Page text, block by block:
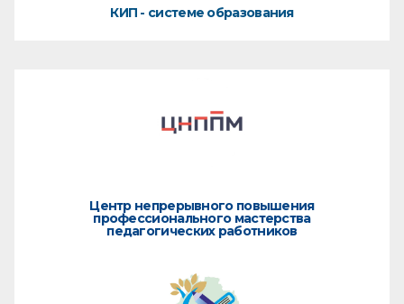
КИП - системе образования
Центр непрерывного повышения
профессионального мастерства
педагогических работников